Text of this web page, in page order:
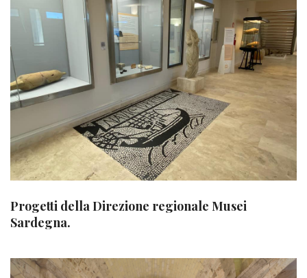
Progetti della Direzione regionale Musei
Sardegna.